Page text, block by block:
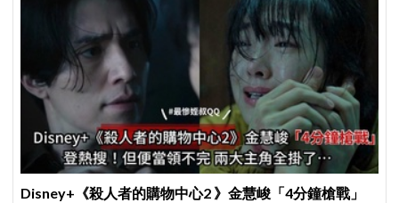
Disney+《殺人者的購物中心2 》金慧峻「4分鐘槍戰」